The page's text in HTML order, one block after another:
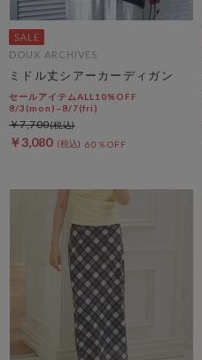
DOUX ARCHIVES
ミドル丈シアーカーディガン
セールアイテムALL10%OFF
8/3(mon)~8/7(fri)
￥3,080 60％OFF
￥7,700